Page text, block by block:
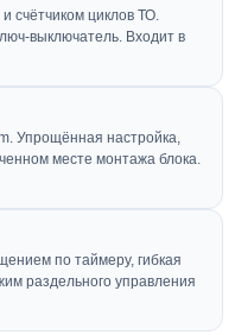
счётчиком циклов ТО.
выключатель. Входит в
Упрощённая настройка,
месте монтажа блока.
по таймеру, гибкая
раздельного управления